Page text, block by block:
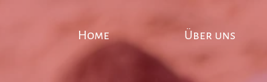
Home Über uns